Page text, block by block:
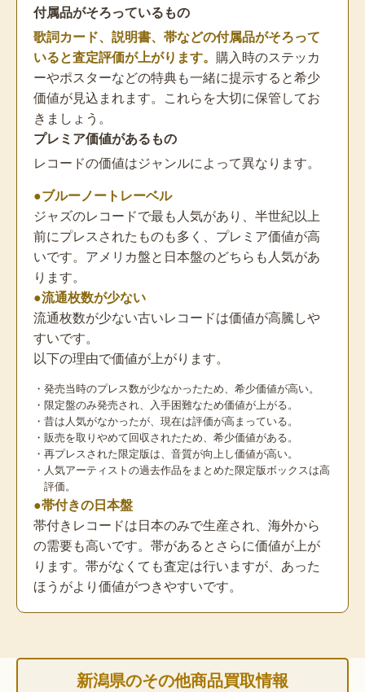
付属品がそろっているもの
歌詞カード、説明書、帯などの付属品がそろって
いると査定評価が上がります。 購入時のステッカ
ーやポスターなどの特典も一緒に提示すると希少
価値が見込まれます。これらを大切に保管してお
きましょう。
プレミア価値があるもの
レコードの価値はジャンルによって異なります。
●ブルーノートレーベル
ジャズのレコードで最も人気があり、半世紀以上
前にプレスされたものも多く、プレミア価値が高
いです。アメリカ盤と日本盤のどちらも人気があ
ります。
●流通枚数が少ない
流通枚数が少ない古いレコードは価値が高騰しや
すいです。
以下の理由で価値が上がります。
・発売当時のプレス数が少なかったため、希少価値が高い。
・限定盤のみ発売され、入手困難なため価値が上がる。
・昔は人気がなかったが、現在は評価が高まっている。
・販売を取りやめて回収されたため、希少価値がある。
・再プレスされた限定版は、音質が向上し価値が高い。
・人気アーティストの過去作品をまとめた限定版ボックスは高
評価。
●帯付きの日本盤
帯付きレコードは日本のみで生産され、海外から
の需要も高いです。帯があるとさらに価値が上が
ります。帯がなくても査定は行いますが、あった
ほうがより価値がつきやすいです。
新潟県のその他商品買取情報